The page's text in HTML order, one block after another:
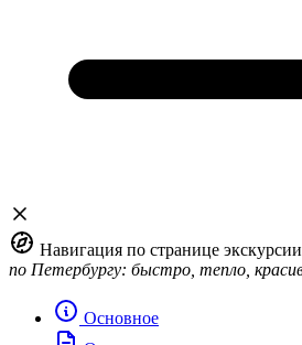
Навигация по странице
по Петербургу: быстро, тепло,
Основное